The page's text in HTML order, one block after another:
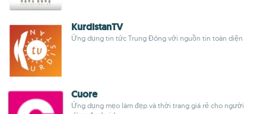
KurdistanTV
Ứng dụng tin tức Trung Đông với nguồn tin toàn diện
Cuore
Ứng dụng mẹo làm đẹp và thời trang giá rẻ cho người